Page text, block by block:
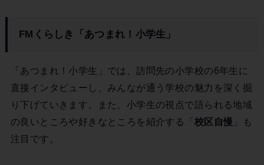
FMくらしき「あつまれ！小学生」
「あつまれ！小学生」では、訪問先の小学校の6年生に
直接インタビューし、みんなが通う学校の魅力を深く掘
り下げていきます。また、小学生の視点で語られる地域
の良いところや好きなところを紹介する「校区自慢 」も
注目です。